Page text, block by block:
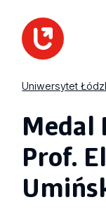
Uniwersytet
Medal
Prof.